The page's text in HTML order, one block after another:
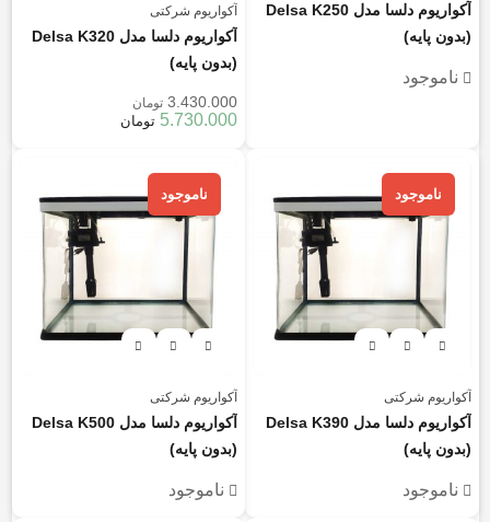
آکواریوم دلسا مدل Delsa K250
(بدون پایه)
ناموجود
آکواریوم شرکتی
آکواریوم دلسا مدل Delsa K320
(بدون پایه)
تومان 5.730.000
تومان 3.430.000
ناموجود
آکواریوم شرکتی
آکواریوم دلسا مدل Delsa K390
(بدون پایه)
ناموجود
ناموجود
آکواریوم شرکتی
آکواریوم دلسا مدل Delsa K500
(بدون پایه)
ناموجود